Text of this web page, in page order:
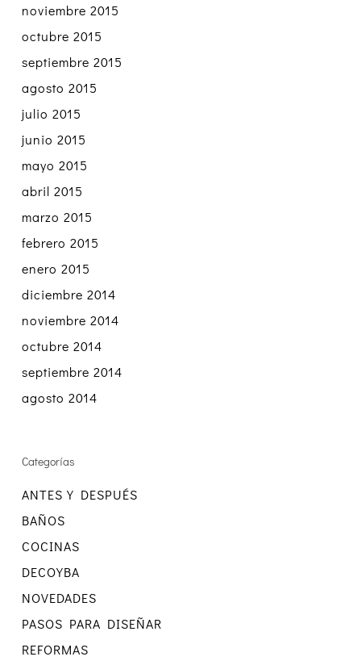
noviembre 2015
octubre 2015
septiembre 2015
agosto 2015
julio 2015
junio 2015
mayo 2015
abril 2015
marzo 2015
febrero 2015
enero 2015
diciembre 2014
noviembre 2014
octubre 2014
septiembre 2014
agosto 2014
Categorías
ANTES Y DESPUÉS
BAÑOS
COCINAS
DECOYBA
NOVEDADES
PASOS PARA DISEÑAR
REFORMAS